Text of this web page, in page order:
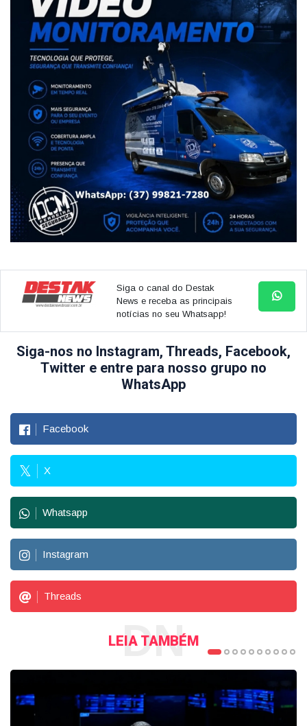
Siga o canal do Destak
News e receba as principais
notícias no seu Whatsapp!
Siga-nos no Instagram, Threads, Facebook,
Twitter e entre para nosso grupo no
WhatsApp
Facebook
X
Whatsapp
Instagram
Threads
LEIA TAMBÉM
DN